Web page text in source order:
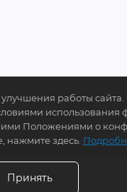
работы сайта.
использования
Положениями о
нажмите здесь.
Принять